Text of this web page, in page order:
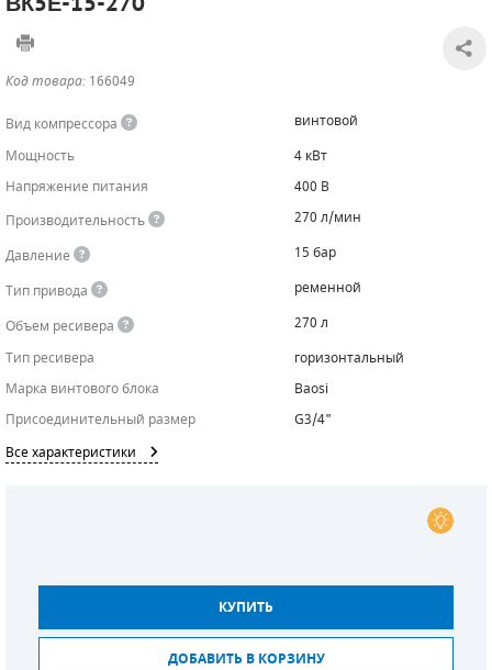
Код товара: 166049
Вид компрессора
винтовой
Мощность
4 кВт
Напряжение питания
400 В
Производительность
270 л/мин
Давление
15 бар
Тип привода
ременной
Объем ресивера
270 л
Тип ресивера
горизонтальный
Марка винтового блока
Baosi
Присоединительный размер
G3/4"
Все характеристики
КУПИТЬ
ДОБАВИТЬ В КОРЗИНУ
САДОВАЯ ТЕХНИКА
ЧИЛЛЕРЫ
КАНАЛИЗАЦИОННЫЕ НАСОСЫ
БЕНЗИНОВЫЕ МОТОПОМПЫ
ТАЛИ И ТЕЛЬФЕРЫ
ОСВЕТИТЕЛЬНЫЕ МАЧТЫ
КОНТРОЛЛЕРЫ (БЛОКИ УПРАВЛЕНИЯ)
ПРЕДОХРАНИТЕЛЬНЫЕ КЛАПАНЫ
ОБРАТНЫЕ КЛАПАНЫ
РЕЛЕ ДАВЛЕНИЯ ДЛЯ ДЛЯ КОМПРЕССОРОВ
ДАТЧИКИ
РУКАВА ВЫСОКОГО ДАВЛЕНИЯ (РВД)
ЗАПЧАСТИ ДЛЯ ВИНТОВЫХ КОМПРЕССОРОВ
ЭЛЕКТРОДВИГАТЕЛИ